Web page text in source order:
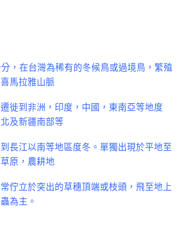
，在台灣為稀有的冬候鳥或過境鳥，繁殖
馬拉雅山脈
徙到非洲，印度，中國，東南亞等地度
及新疆南部等
長江以南等地區度冬。單獨出現於平地至
原，農耕地
佇立於突出的草穗頂端或枝頭，飛至地上
為主。